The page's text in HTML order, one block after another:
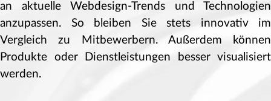
an aktuelle Webdesign-Trends und Technologien
anzupassen. So bleiben Sie stets innovativ im
Vergleich zu Mitbewerbern. Außerdem können
Produkte oder Dienstleistungen besser visualisiert
werden.